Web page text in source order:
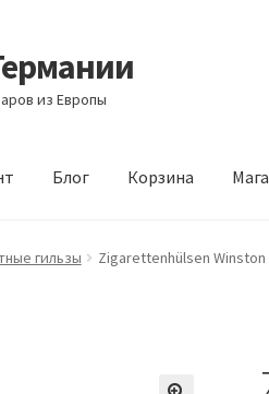
из Европы
Блог Корзина
Магазин Оформление
гильзы Zigarettenhülsen Winston